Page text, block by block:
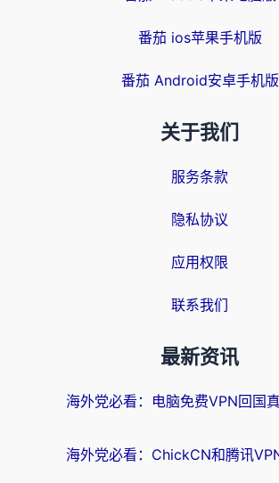
番茄 ios苹果手机版
番茄 Android安卓手机版
关于我们
服务条款
隐私协议
应用权限
联系我们
最新资讯